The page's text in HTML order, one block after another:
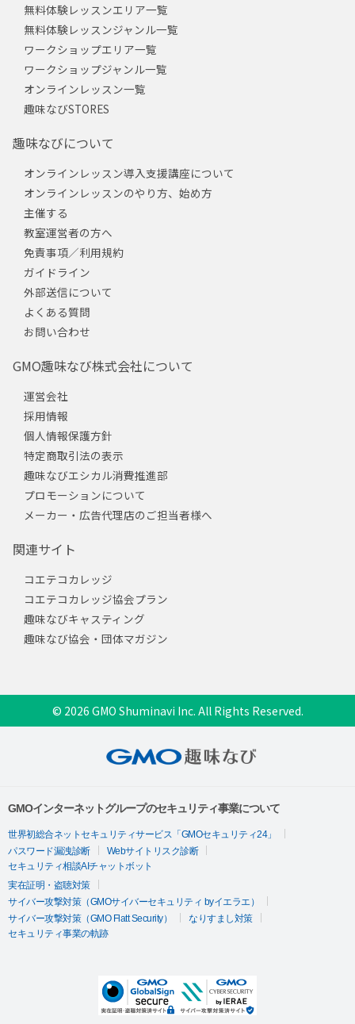
無料体験レッスンエリア一覧
無料体験レッスンジャンル一覧
ワークショップエリア一覧
ワークショップジャンル一覧
オンラインレッスン一覧
趣味なびSTORES
趣味なびについて
オンラインレッスン導入支援講座について
オンラインレッスンのやり方、始め方
主催する
教室運営者の方へ
免責事項／利用規約
ガイドライン
外部送信について
よくある質問
お問い合わせ
GMO趣味なび株式会社について
運営会社
採用情報
個人情報保護方針
特定商取引法の表示
趣味なびエシカル消費推進部
プロモーションについて
メーカー・広告代理店のご担当者様へ
関連サイト
コエテコカレッジ
コエテコカレッジ協会プラン
趣味なびキャスティング
趣味なび協会・団体マガジン
© 2026 GMO Shuminavi Inc. All Rights Reserved.